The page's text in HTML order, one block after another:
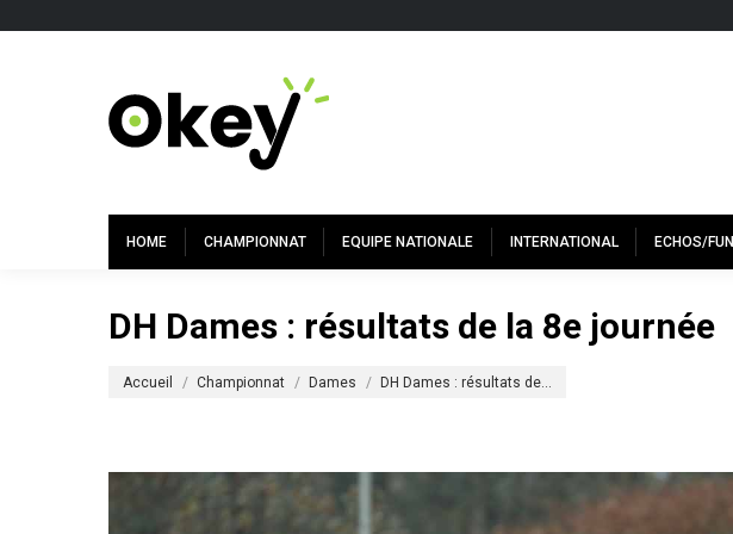
HOME CHAMPIONNAT EQUIPE NATIONALE INTERNATIONAL ECHOS/FUN
DH Dames : résultats de la 8e journée
Accueil Championnat Dames DH Dames : résultats de…